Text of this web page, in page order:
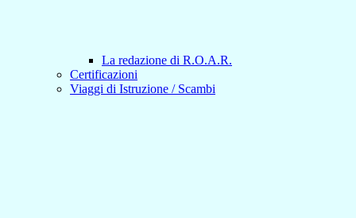
La redazione di R.O.A.R.
Certificazioni
Viaggi di Istruzione / Scambi